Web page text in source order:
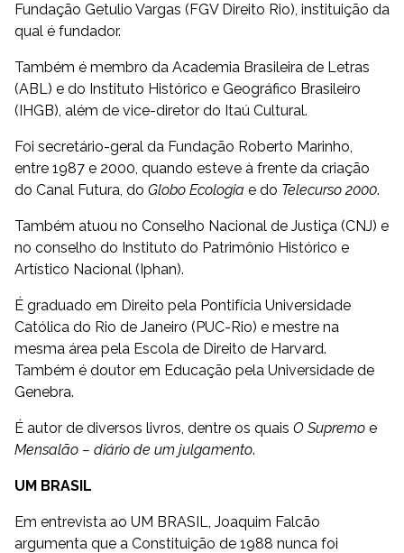
Fundação Getulio Vargas (FGV Direito Rio), instituição da
qual é fundador.
Também é membro da Academia Brasileira de Letras
(ABL) e do Instituto Histórico e Geográfico Brasileiro
(IHGB), além de vice-diretor do Itaú Cultural.
Foi secretário-geral da Fundação Roberto Marinho,
entre 1987 e 2000, quando esteve à frente da criação
do Canal Futura, do Globo Ecologia e do Telecurso 2000.
Também atuou no Conselho Nacional de Justiça (CNJ) e
no conselho do Instituto do Patrimônio Histórico e
Artístico Nacional (Iphan).
É graduado em Direito pela Pontifícia Universidade
Católica do Rio de Janeiro (PUC-Rio) e mestre na
mesma área pela Escola de Direito de Harvard.
Também é doutor em Educação pela Universidade de
Genebra.
É autor de diversos livros, dentre os quais O Supremo e
Mensalão – diário de um julgamento.
UM BRASIL
Em entrevista ao UM BRASIL, Joaquim Falcão
argumenta que a Constituição de 1988 nunca foi